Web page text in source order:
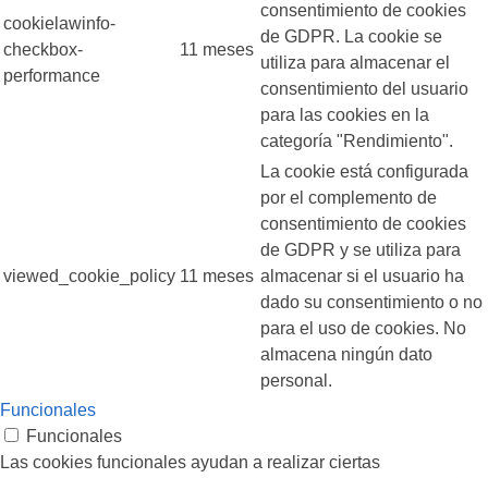
cookielawinfo-
checkbox-
performance
11 meses
consentimiento de cookies
de GDPR. La cookie se
utiliza para almacenar el
consentimiento del usuario
para las cookies en la
categoría "Rendimiento".
viewed_cookie_policy 11 meses
La cookie está configurada
por el complemento de
consentimiento de cookies
de GDPR y se utiliza para
almacenar si el usuario ha
dado su consentimiento o no
para el uso de cookies. No
almacena ningún dato
personal.
Funcionales
Funcionales
Las cookies funcionales ayudan a realizar ciertas